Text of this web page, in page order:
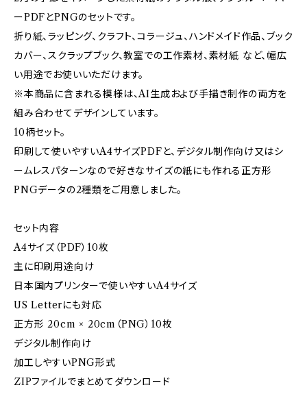
ーPDFとPNGのセットです。
折り紙、ラッピング、クラフト、コラージュ、ハンドメイド作品、ブック
カバー、スクラップブック、教室での工作素材、素材紙 など、幅広
い用途でお使いいただけます。
※本商品に含まれる模様は、AI生成および手描き制作の両方を
組み合わせてデザインしています。
10柄セット。
印刷して使いやすいA4サイズPDFと、デジタル制作向け又はシ
ームレスパターンなので好きなサイズの紙にも作れる正方形
PNGデータの2種類をご用意しました。
セット内容
A4サイズ（PDF）10枚
主に印刷用途向け
日本国内プリンターで使いやすいA4サイズ
US Letterにも対応
正方形 20cm × 20cm（PNG）10枚
デジタル制作向け
加工しやすいPNG形式
ZIPファイルでまとめてダウンロード